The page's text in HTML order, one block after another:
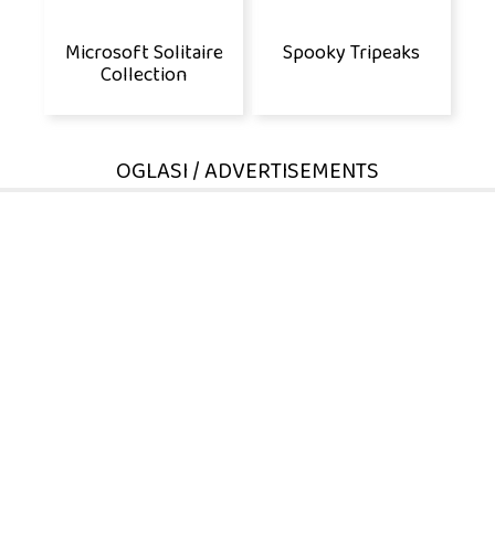
Microsoft Solitaire
Collection
Spooky Tripeaks
OGLASI / ADVERTISEMENTS